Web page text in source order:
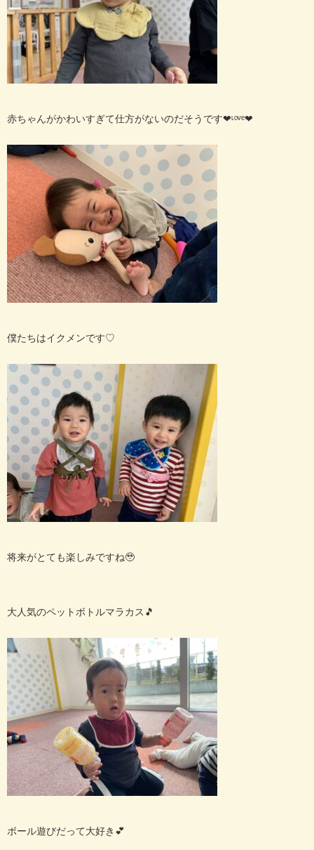
赤ちゃんがかわいすぎて仕方がないのだそうです︎❤︎ᶫᵒᵛᵉ︎❤︎
僕たちはイクメンです♡
将来がとても楽しみですね🥹
大人気のペットボトルマラカス🎵
ボール遊びだって大好き💕